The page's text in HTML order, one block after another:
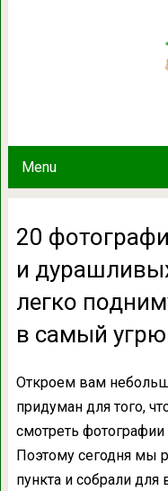
Menu
20
20
и
легко
в самый
Откроем вам
придуман для того,
смотреть
Поэтому сегодня мы
пункта и собрали для